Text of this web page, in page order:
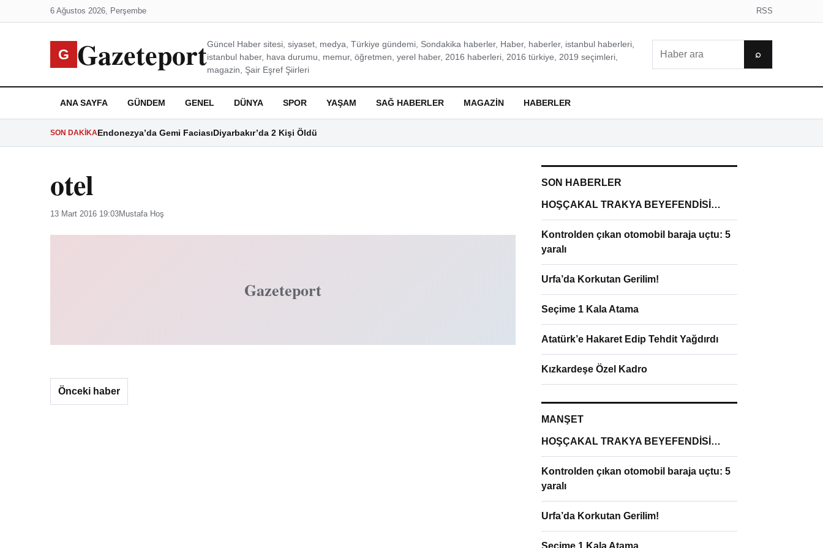
6 Ağustos 2026, Perşembe RSS
G GazeteportGüncel Haber sitesi, siyaset, medya, Türkiye gündemi, Sondakika haberler, Haber, haberler, istanbul haberleri,
istanbul haber, hava durumu, memur, öğretmen, yerel haber, 2016 haberleri, 2016 türkiye, 2019 seçimleri,
magazin, Şair Eşref Şiirleri
⌕
ANA SAYFA GÜNDEM GENEL DÜNYA SPOR YAŞAM SAĞ HABERLER MAGAZIN HABERLER
SON DAKIKAEndonezya’da Gemi FaciasıDiyarbakır’da 2 Kişi Öldü
otel
13 Mart 2016 19:03Mustafa Hoş
Gazeteport
Önceki haber
SON HABERLER
HOŞÇAKAL TRAKYA BEYEFENDİSİ…
Kontrolden çıkan otomobil baraja uçtu: 5
yaralı
Urfa’da Korkutan Gerilim!
Seçime 1 Kala Atama
Atatürk’e Hakaret Edip Tehdit Yağdırdı
Kızkardeşe Özel Kadro
MANŞET
HOŞÇAKAL TRAKYA BEYEFENDİSİ…
Kontrolden çıkan otomobil baraja uçtu: 5
yaralı
Urfa’da Korkutan Gerilim!
Seçime 1 Kala Atama